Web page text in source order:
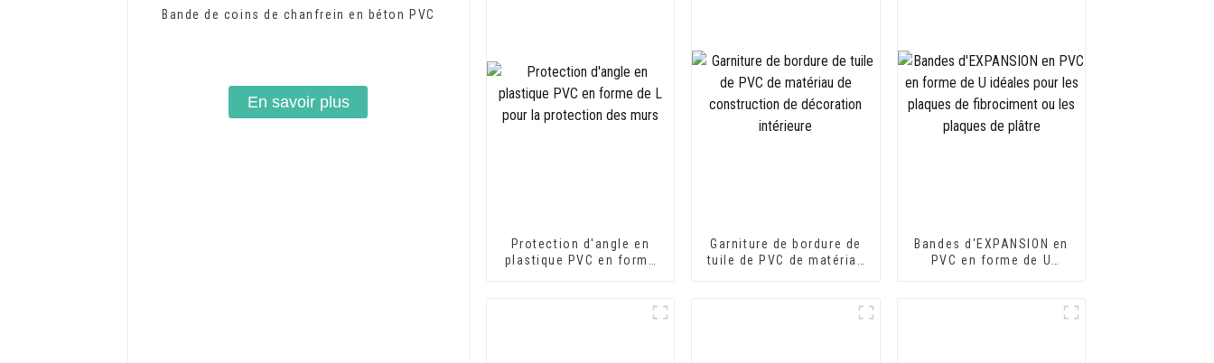
Bande de coins de chanfrein en béton PVC
En savoir plus
Protection d'angle en
plastique PVC en forme
Garniture de bordure de
tuile de PVC de matériau
Bandes d'EXPANSION en
PVC en forme de U